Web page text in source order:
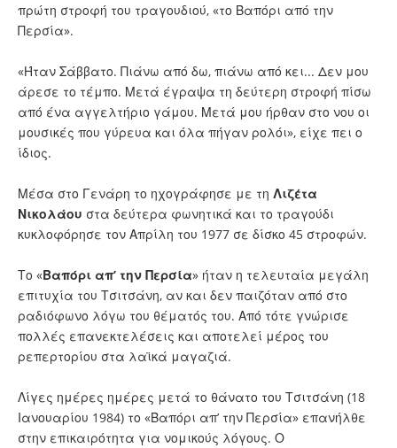
πρώτη στροφή του τραγουδιού, «το Βαπόρι από την
Περσία».
«Ήταν Σάββατο. Πιάνω από δω, πιάνω από κει... Δεν μου
άρεσε το τέμπο. Μετά έγραψα τη δεύτερη στροφή πίσω
από ένα αγγελτήριο γάμου. Μετά μου ήρθαν στο νου οι
μουσικές που γύρευα και όλα πήγαν ρολόι», είχε πει ο
ίδιος.
Μέσα στο Γενάρη το ηχογράφησε με τη Λιζέτα
Νικολάου στα δεύτερα φωνητικά και το τραγούδι
κυκλοφόρησε τον Απρίλη του 1977 σε δίσκο 45 στροφών.
Το «Βαπόρι απ’ την Περσία» ήταν η τελευταία μεγάλη
επιτυχία του Τσιτσάνη, αν και δεν παιζόταν από στο
ραδιόφωνο λόγω του θέματός του. Από τότε γνώρισε
πολλές επανεκτελέσεις και αποτελεί μέρος του
ρεπερτορίου στα λαϊκά μαγαζιά.
Λίγες ημέρες ημέρες μετά το θάνατο του Τσιτσάνη (18
Ιανουαρίου 1984) το «Βαπόρι απ’ την Περσία» επανήλθε
στην επικαιρότητα για νομικούς λόγους. Ο